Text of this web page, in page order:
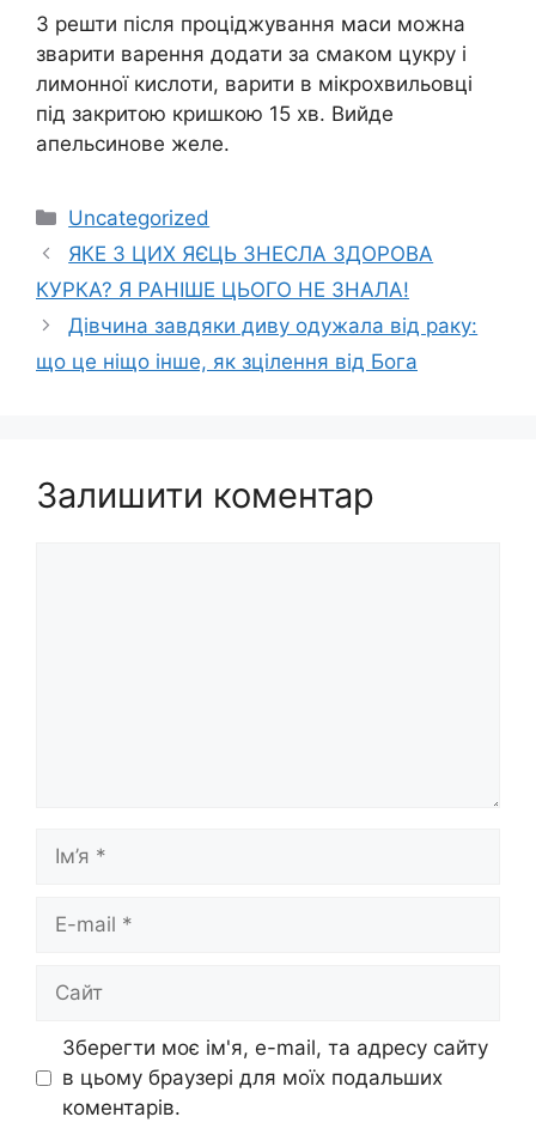
З решти після проціджування маси можна
зварити варення додати за смаком цукру і
лимонної кислоти, варити в мікрохвильовці
під закритою кришкою 15 хв. Вийде
апельсинове желе.
Категорії
Uncategorized
ЯКЕ З ЦИХ ЯЄЦЬ ЗНЕСЛА ЗДОРОВА
КУРКА? Я РАНІШЕ ЦЬОГО НЕ ЗНАЛА!
Дівчина завдяки диву одужала від раку:
що це ніщо інше, як зцілення від Бога
Залишити коментар
mail
Зберегти моє ім'я, e-mail, та адресу сайту
в цьому браузері для моїх подальших
коментарів.